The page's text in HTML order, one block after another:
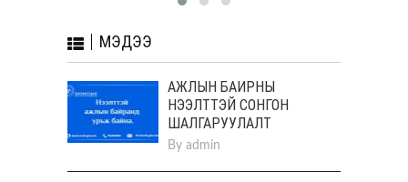
МЭДЭЭ
АЖЛЫН БАЙРНЫ
НЭЭЛТТЭЙ СОНГОН
ШАЛГАРУУЛАЛТ
By admin